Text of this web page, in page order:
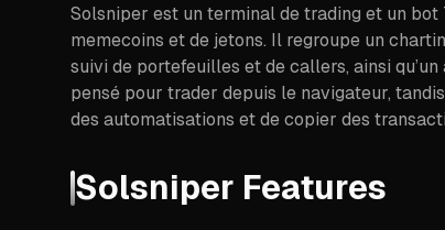
Solsniper est un terminal de trading et un
memecoins et de jetons. Il regroupe un
suivi de portefeuilles et de callers, ainsi
pensé pour trader depuis le navigateur,
des automatisations et de copier des
Solsniper Features